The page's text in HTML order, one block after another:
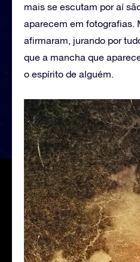
mais se escutam por aí
aparecem em fotografias.
afirmaram, jurando por
que a mancha que
o espírito de alguém.